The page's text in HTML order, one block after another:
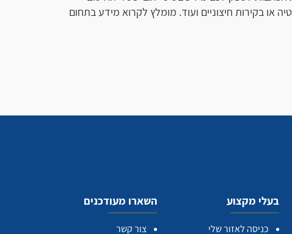
או בקירות חיצוניים ועוד. מומלץ לקרוא מידע בתחום
בעלי מקצוע
כניסה לאזור שלי
השארו מעודכנים
צור קשר